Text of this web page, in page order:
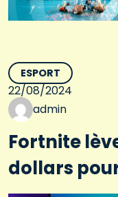
ESPORT
22/08/2024
admin
Fortnite
dollars